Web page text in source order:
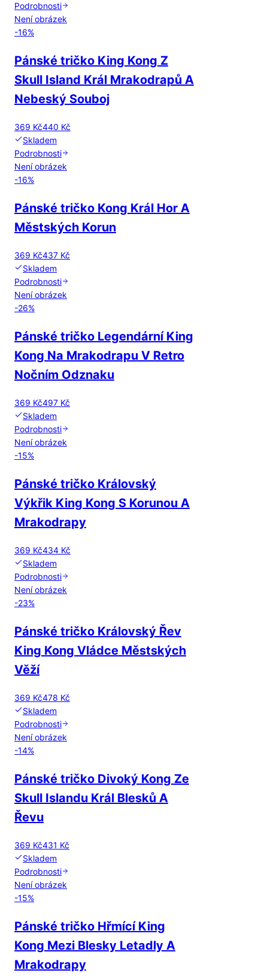
Podrobnosti
Není obrázek
-16%
Pánské tričko King Kong Z
Skull Island Král Mrakodrapů A
Nebeský Souboj
369 Kč440 Kč
Skladem
Podrobnosti
Není obrázek
-16%
Pánské tričko Kong Král Hor A
Městských Korun
369 Kč437 Kč
Skladem
Podrobnosti
Není obrázek
-26%
Pánské tričko Legendární King
Kong Na Mrakodrapu V Retro
Nočním Odznaku
369 Kč497 Kč
Skladem
Podrobnosti
Není obrázek
-15%
Pánské tričko Královský
Výkřik King Kong S Korunou A
Mrakodrapy
369 Kč434 Kč
Skladem
Podrobnosti
Není obrázek
-23%
Pánské tričko Královský Řev
King Kong Vládce Městských
Věží
369 Kč478 Kč
Skladem
Podrobnosti
Není obrázek
-14%
Pánské tričko Divoký Kong Ze
Skull Islandu Král Blesků A
Řevu
369 Kč431 Kč
Skladem
Podrobnosti
Není obrázek
-15%
Pánské tričko Hřmící King
Kong Mezi Blesky Letadly A
Mrakodrapy